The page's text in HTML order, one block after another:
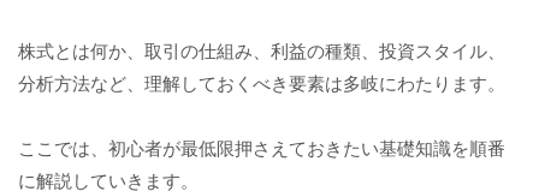
株式とは何か、取引の仕組み、利益の種類、投資スタイル、
分析方法など、理解しておくべき要素は多岐にわたります。
ここでは、初心者が最低限押さえておきたい基礎知識を順番
に解説していきます。